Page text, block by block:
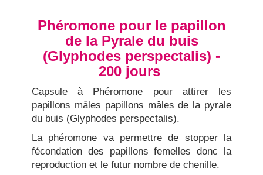
Phéromonepour le papillon
de la Pyrale du buis
(Glyphodes perspectalis) -
200 jours
Capsule à Phéromone pour attirer les
papillons mâles papillons mâles de la pyrale
du buis (Glyphodes perspectalis).
La phéromone va permettre de stopper la
fécondation des papillons femelles donc la
reproduction et le futur nombre de chenille.